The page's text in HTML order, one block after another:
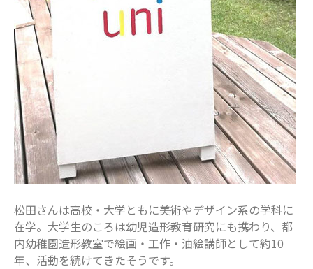
2024年10月
2024年8月
2024年2月
2024年1月
2023年11月
2023年10月
2023年9月
松田さんは高校・大学ともに美術やデザイン系の学科に
在学。大学生のころは幼児造形教育研究にも携わり、都
内幼稚園造形教室で絵画・工作・油絵講師として約10
年、活動を続けてきたそうです。